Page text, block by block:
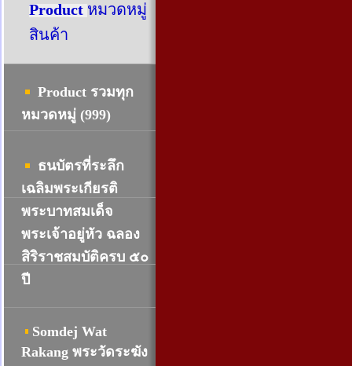
Product หมวดหมู่
สินค้า
Product รวมทุก
หมวดหมู่ (999)
ธนบัตรที่ระลึก
เฉลิมพระเกียรติ
พระบาทสมเด็จ
พระเจ้าอยู่หัว ฉลอง
สิริราชสมบัติครบ ๕๐
ปี
Somdej Wat
Rakang พระวัดระฆัง